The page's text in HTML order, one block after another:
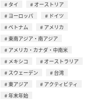
タイ
オーストリア
ヨーロッパ
ドイツ
ベトナム
アメリカ
東南アジア・南アジア
アメリカ・カナダ・中南米
メキシコ
オーストラリア
スウェーデン
台湾
東アジア
アクティビティ
年末年始